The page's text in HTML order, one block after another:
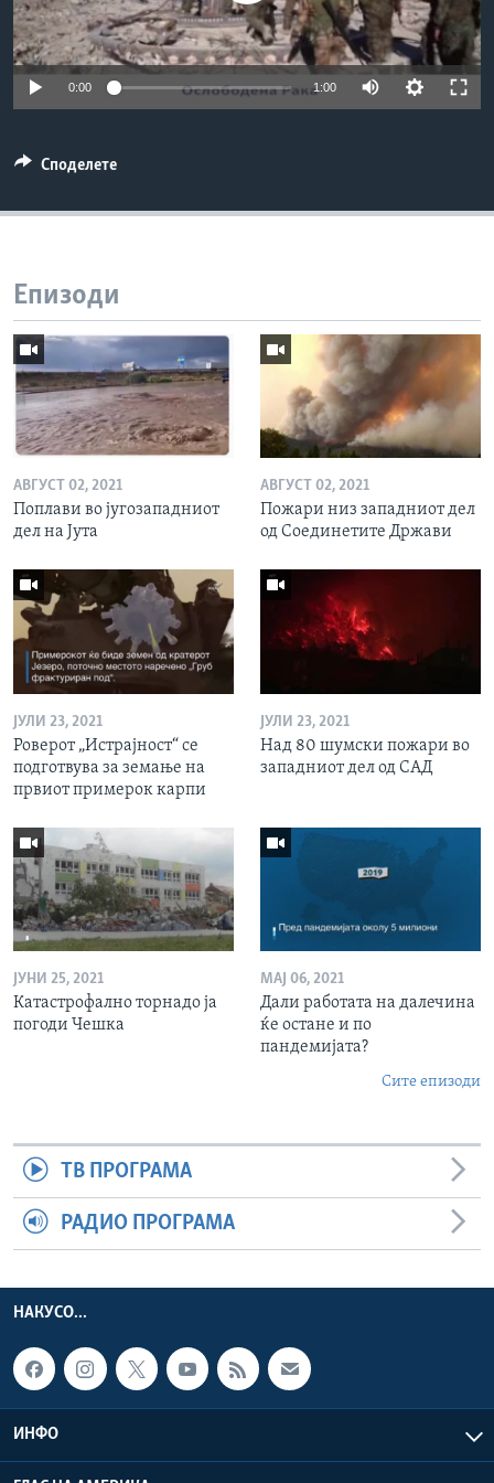
ИНТЕРВЈУА
Јазици
0:00 1:00
Споделете
Епизоди
АВГУСТ 02, 2021
Поплави во југозападниот
дел на Јута
АВГУСТ 02, 2021
Пожари низ западниот дел
од Соединетите Држави
ЈУЛИ 23, 2021
Роверот „Истрајност“ се
подготвува за земање на
првиот примерок карпи
ЈУЛИ 23, 2021
Над 80 шумски пожари во
западниот дел од САД
ЈУНИ 25, 2021
Катастрофално торнадо ја
погоди Чешка
МАЈ 06, 2021
Дали работата на далечина
ќе остане и по
пандемијата?
Сите епизоди
ТВ ПРОГРАМА
РАДИО ПРОГРАМА
НАКУСО...
ИНФО